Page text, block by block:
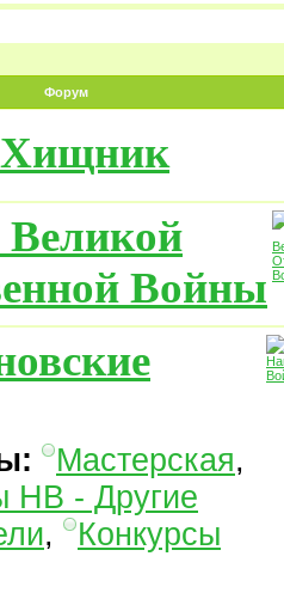
Форум
Войны
Мастерская,
НВ - Другие
,
Конкурсы